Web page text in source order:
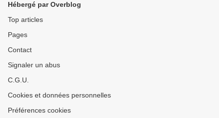
Hébergé par Overblog
Top articles
Pages
Contact
Signaler un abus
C.G.U.
Cookies et données personnelles
Préférences cookies